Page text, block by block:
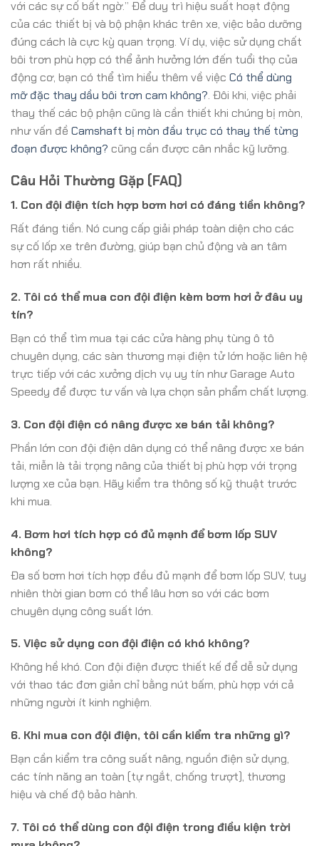
với các sự cố bất ngờ.” Để duy trì hiệu suất hoạt động
của các thiết bị và bộ phận khác trên xe, việc bảo dưỡng
đúng cách là cực kỳ quan trọng. Ví dụ, việc sử dụng chất
bôi trơn phù hợp có thể ảnh hưởng lớn đến tuổi thọ của
động cơ, bạn có thể tìm hiểu thêm về việc Có thể dùng
mỡ đặc thay dầu bôi trơn cam không?. Đôi khi, việc phải
thay thế các bộ phận cũng là cần thiết khi chúng bị mòn,
như vấn đề Camshaft bị mòn đầu trục có thay thế từng
đoạn được không? cũng cần được cân nhắc kỹ lưỡng.
Câu Hỏi Thường Gặp (FAQ)
1. Con đội điện tích hợp bơm hơi có đáng tiền không?
Rất đáng tiền. Nó cung cấp giải pháp toàn diện cho các
sự cố lốp xe trên đường, giúp bạn chủ động và an tâm
hơn rất nhiều.
2. Tôi có thể mua con đội điện kèm bơm hơi ở đâu uy
tín?
Bạn có thể tìm mua tại các cửa hàng phụ tùng ô tô
chuyên dụng, các sàn thương mại điện tử lớn hoặc liên hệ
trực tiếp với các xưởng dịch vụ uy tín như Garage Auto
Speedy để được tư vấn và lựa chọn sản phẩm chất lượng.
3. Con đội điện có nâng được xe bán tải không?
Phần lớn con đội điện dân dụng có thể nâng được xe bán
tải, miễn là tải trọng nâng của thiết bị phù hợp với trọng
lượng xe của bạn. Hãy kiểm tra thông số kỹ thuật trước
khi mua.
4. Bơm hơi tích hợp có đủ mạnh để bơm lốp SUV
không?
Đa số bơm hơi tích hợp đều đủ mạnh để bơm lốp SUV, tuy
nhiên thời gian bơm có thể lâu hơn so với các bơm
chuyên dụng công suất lớn.
5. Việc sử dụng con đội điện có khó không?
Không hề khó. Con đội điện được thiết kế để dễ sử dụng
với thao tác đơn giản chỉ bằng nút bấm, phù hợp với cả
những người ít kinh nghiệm.
6. Khi mua con đội điện, tôi cần kiểm tra những gì?
Bạn cần kiểm tra công suất nâng, nguồn điện sử dụng,
các tính năng an toàn (tự ngắt, chống trượt), thương
hiệu và chế độ bảo hành.
7. Tôi có thể dùng con đội điện trong điều kiện trời